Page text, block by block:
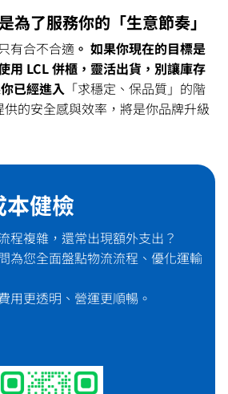
為了服務你的「生意節奏」
有合不合適 。 如果你現在的目標是
用 LCL 併櫃，靈活出貨，別讓庫存
已經進入 「求穩定、保品質」的階
供的安全感與效率，將是你品牌升級
健檢
程複雜，還常出現額外支出？
為您全面盤點物流流程、優化運輸
用更透明、營運更順暢。